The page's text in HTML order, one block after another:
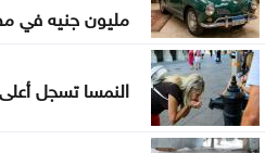
أراضي سلفيت
مليون جنيه في
النمسا تسجل